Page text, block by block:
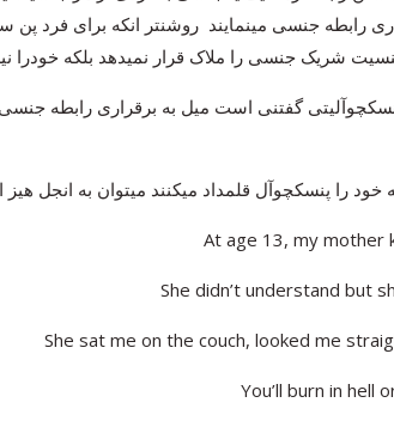
رابطه جنسی مینمایند روشنتر انکه برای فرد پن
شریک جنسی را ملاک قرار نمیدهد بلکه خودرا
گفتنی است میل به برقراری رابطه
At age 13, my mother
She didn’t understand but
She sat me on the couch, looked me
You’ll burn in hell